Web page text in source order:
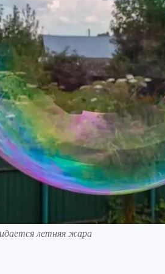
летняя жара